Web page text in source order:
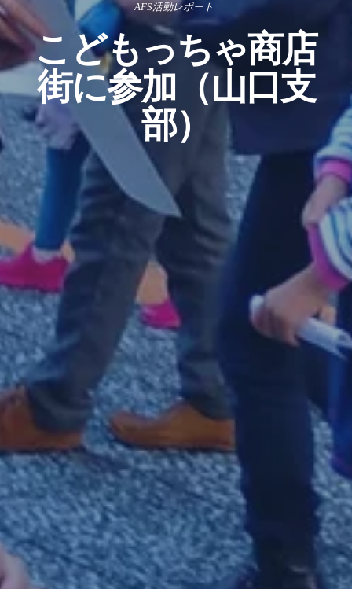
AFS活動レポート
こどもっちゃ商店
街に参加（山口支
部）